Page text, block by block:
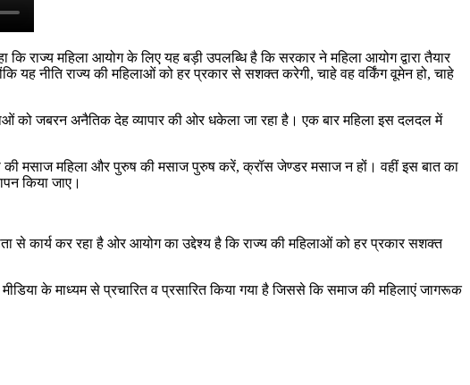
राज्य महिला आयोग के लिए यह बड़ी उपलब्धि है कि सरकार ने महिला आयोग द्वारा तैयार
यह नीति राज्य की महिलाओं को हर प्रकार से सशक्त करेगी, चाहे वह वर्किंग वूमेन हो, चाहे
को जबरन अनैतिक देह व्यापार की ओर धकेला जा रहा है। एक बार महिला इस दलदल में
की मसाज महिला और पुरुष की मसाज पुरुष करें, क्रॉस जेण्डर मसाज न हों। वहीं इस बात का
किया जाए।
से कार्य कर रहा है ओर आयोग का उद्देश्य है कि राज्य की महिलाओं को हर प्रकार सशक्त
के माध्यम से प्रचारित व प्रसारित किया गया है जिससे कि समाज की महिलाएं जागरूक